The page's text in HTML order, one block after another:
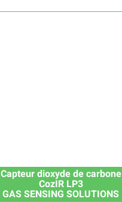
Capteur dioxyde de carbone
CozIR LP3
GAS SENSING SOLUTIONS